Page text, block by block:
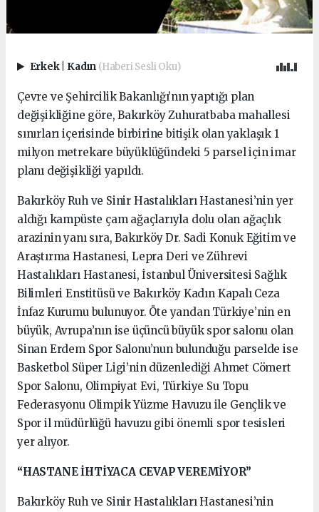
Erkek Kadın (Haberi Sesli Oku)
Çevre ve Şehircilik Bakanlığı’nın yaptığı plan
değişikliğine göre, Bakırköy Zuhuratbaba mahallesi
sınırları içerisinde birbirine bitişik olan yaklaşık 1
milyon metrekare büyüklüğündeki 5 parsel için imar
planı değişikliği yapıldı.
Bakırköy Ruh ve Sinir Hastalıkları Hastanesi’nin yer
aldığı kampüste çam ağaçlarıyla dolu olan ağaçlık
arazinin yanı sıra, Bakırköy Dr. Sadi Konuk Eğitim ve
Araştırma Hastanesi, Lepra Deri ve Zührevi
Hastalıkları Hastanesi, İstanbul Üniversitesi Sağlık
Bilimleri Enstitüsü ve Bakırköy Kadın Kapalı Ceza
İnfaz Kurumu bulunuyor. Öte yandan Türkiye’nin en
büyük, Avrupa’nın ise üçüncü büyük spor salonu olan
Sinan Erdem Spor Salonu’nun bulunduğu parselde ise
Basketbol Süper Ligi’nin düzenlediği Ahmet Cömert
Spor Salonu, Olimpiyat Evi, Türkiye Su Topu
Federasyonu Olimpik Yüzme Havuzu ile Gençlik ve
Spor il müdürlüğü havuzu gibi önemli spor tesisleri
yer alıyor.
“HASTANE İHTİYACA CEVAP VEREMİYOR”
Bakırköy Ruh ve Sinir Hastalıkları Hastanesi’nin